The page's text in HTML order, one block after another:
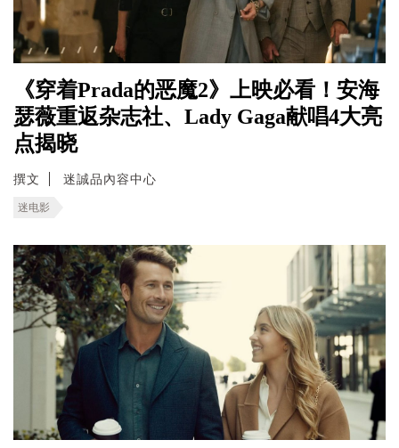
《穿着Prada的恶魔2》上映必看！安海
瑟薇重返杂志社、Lady Gaga献唱4大亮
点揭晓
撰文 迷誠品內容中心
迷电影